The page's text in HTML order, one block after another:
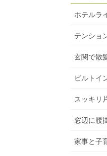
ホテルラ
テンショ
玄関で散
ビルトイ
スッキリ
窓辺に腰
家事と子